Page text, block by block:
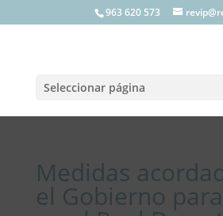
963 620 573
Seleccionar página
Medidas
el Gobierno